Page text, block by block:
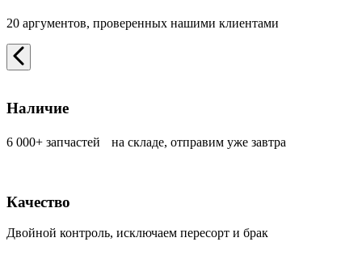
20 аргументов, проверенных нашими клиентами
Наличие
6 000+ запчастей на складе, отправим уже завтра
Качество
Двойной контроль, исключаем пересорт и брак